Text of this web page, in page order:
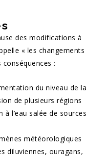
des modifications à
« les changements
:
du niveau de la
de plusieurs régions
l’eau salée de sources
météorologiques
diluviennes, ouragans,